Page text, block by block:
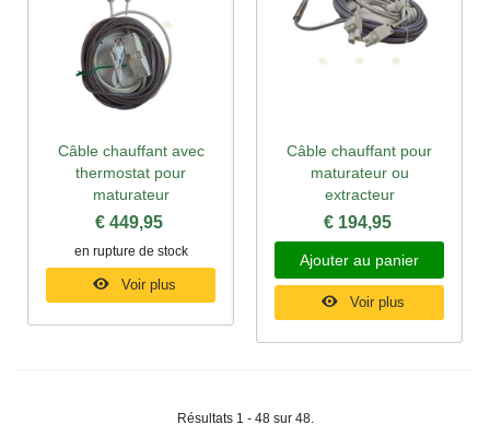
Câble chauffant avec
thermostat pour
maturateur
€ 449,95
en rupture de stock
Voir plus
Câble chauffant pour
maturateur ou
extracteur
€ 194,95
Ajouter au panier
Voir plus
Résultats 1 - 48 sur 48.